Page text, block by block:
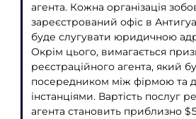
агента. Кожна організація
зареєстрований офіс в
буде слугувати юридичною
Окрім цього, вимагається
реєстраційного агента, який
посередником між фірмою та
інстанціями. Вартість послуг
агента становить приблизно